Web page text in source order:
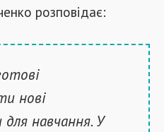
розповідає:
нові
навчання. У